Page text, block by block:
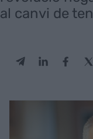
al canvi de